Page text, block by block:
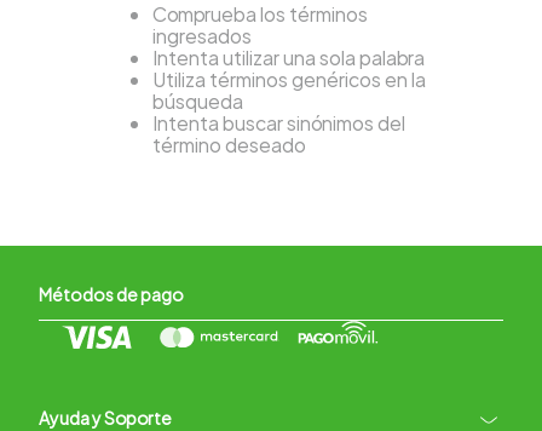
Comprueba los términos
ingresados
Intenta utilizar una sola palabra
Utiliza términos genéricos en la
búsqueda
Intenta buscar sinónimos del
término deseado
Métodos de pago
Ayuda y Soporte +